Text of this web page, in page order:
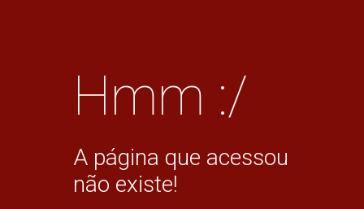
Hmm :/
A página que acessou
não existe!